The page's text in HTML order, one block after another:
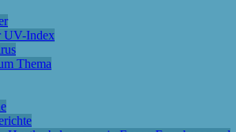
UV-Index
Thema